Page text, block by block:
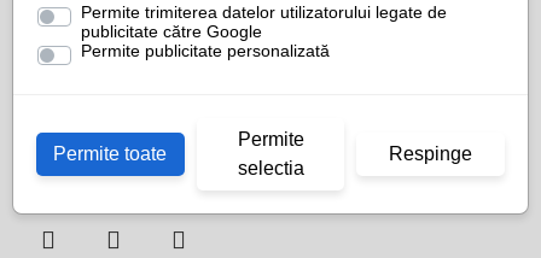
curierat aleasă. Vă asigurăm că facem tot posibilul pentru a
procesa comenzile cât mai rapid și vă mulțumim pentru
Permite trimiterea datelor utilizatorului legate de
publicitate către Google
Permite publicitate personalizată
Permite toate
Permite
selectia
Respinge